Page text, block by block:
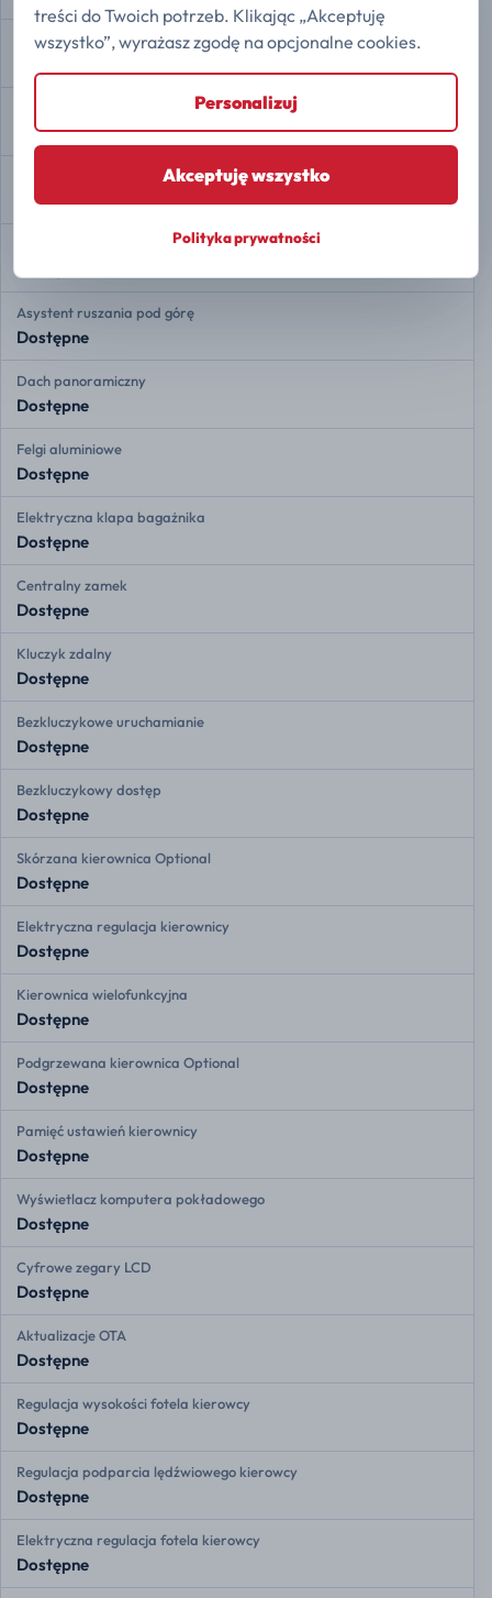
Tylne czujniki radarowe
Dostępne
Automatyczne parkowanie
Dostępne
Asystent ruszania pod górę
Dostępne
Dach panoramiczny
Dostępne
Felgi aluminiowe
Dostępne
Elektryczna klapa bagażnika
Dostępne
Centralny zamek
Dostępne
Kluczyk zdalny
Dostępne
Bezkluczykowe uruchamianie
Dostępne
Bezkluczykowy dostęp
Dostępne
Skórzana kierownica Optional
Dostępne
Elektryczna regulacja kierownicy
Dostępne
Kierownica wielofunkcyjna
Dostępne
Podgrzewana kierownica Optional
Dostępne
Pamięć ustawień kierownicy
Dostępne
Wyświetlacz komputera pokładowego
Dostępne
Cyfrowe zegary LCD
Dostępne
Aktualizacje OTA
Dostępne
Regulacja wysokości fotela kierowcy
Dostępne
Regulacja podparcia lędźwiowego kierowcy
Dostępne
Elektryczna regulacja fotela kierowcy
Dostępne
treści do Twoich potrzeb. Klikając „Akceptuję
wszystko”, wyrażasz zgodę na opcjonalne cookies.
Personalizuj
Akceptuję wszystko
Polityka prywatności